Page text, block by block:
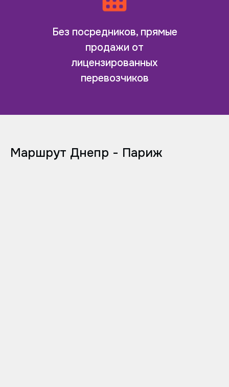
Без посредников, прямые
продажи от
лицензированных
перевозчиков
Маршрут Днепр - Париж